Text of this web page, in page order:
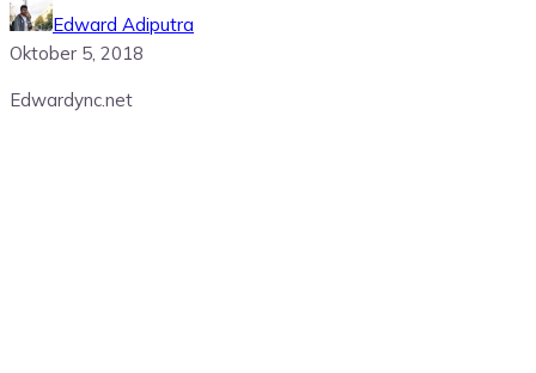
Edward Adiputra
Oktober 5, 2018
Edwardync.net